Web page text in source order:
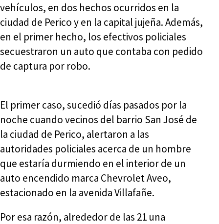
vehículos, en dos hechos ocurridos en la
ciudad de Perico y en la capital jujeña. Además,
en el primer hecho, los efectivos policiales
secuestraron un auto que contaba con pedido
de captura por robo.
El primer caso, sucedió días pasados por la
noche cuando vecinos del barrio San José de
la ciudad de Perico, alertaron a las
autoridades policiales acerca de un hombre
que estaría durmiendo en el interior de un
auto encendido marca Chevrolet Aveo,
estacionado en la avenida Villafañe.
Por esa razón, alrededor de las 21 una